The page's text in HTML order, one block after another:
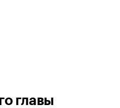
главы